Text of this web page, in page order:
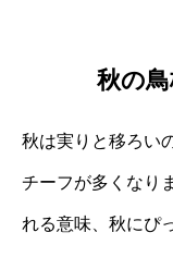
秋の
秋は実りと移ろい
チーフが多くなり
れる意味、秋にぴ